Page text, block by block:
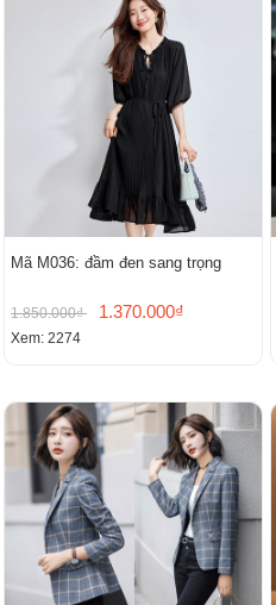
Mã M036: đầm đen sang trọng
1.850.000₫ 1.370.000₫
Xem: 2274